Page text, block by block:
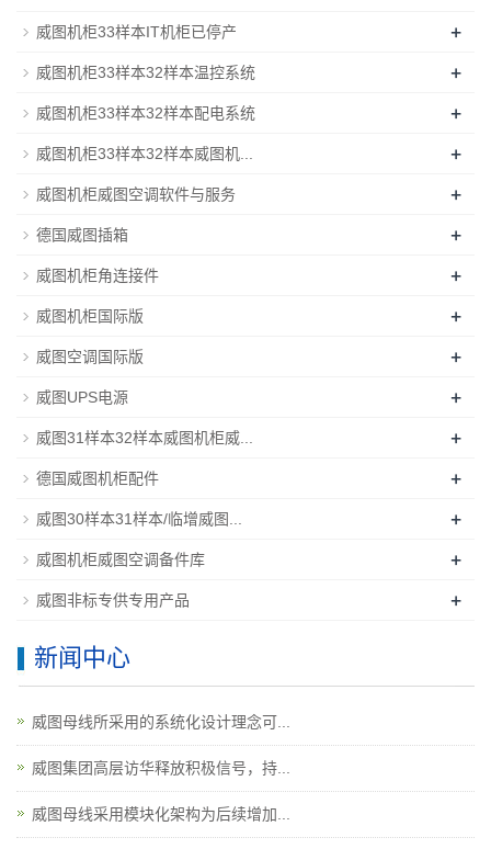
威图机柜33样本IT机柜已停产 +
威图机柜33样本32样本温控系统 +
威图机柜33样本32样本配电系统 +
威图机柜33样本32样本威图机... +
威图机柜威图空调软件与服务 +
德国威图插箱 +
威图机柜角连接件 +
威图机柜国际版 +
威图空调国际版 +
威图UPS电源 +
威图31样本32样本威图机柜威... +
德国威图机柜配件 +
威图30样本31样本/临增威图... +
威图机柜威图空调备件库 +
威图非标专供专用产品 +
新闻中心
威图母线所采用的系统化设计理念可...
威图集团高层访华释放积极信号，持...
威图母线采用模块化架构为后续增加...